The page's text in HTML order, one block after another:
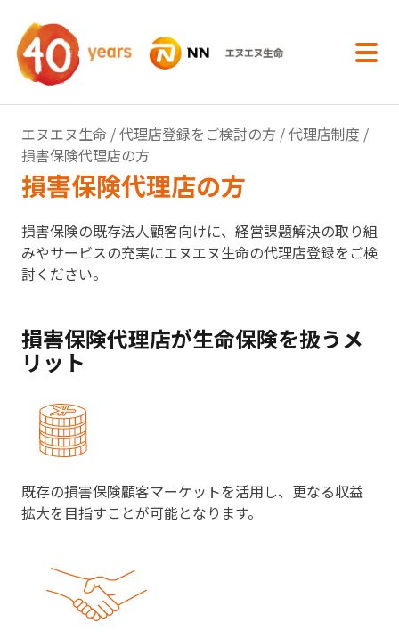
エヌエヌ生命 /代理店登録をご検討の方 /代理店制度 /
損害保険代理店の方
損害保険代理店の方
損害保険の既存法人顧客向けに、経営課題解決の取り組
みやサービスの充実にエヌエヌ生命の代理店登録をご検
討ください。
損害保険代理店が生命保険を扱うメ
リット
既存の損害保険顧客マーケットを活用し、更なる収益
拡大を目指すことが可能となります。